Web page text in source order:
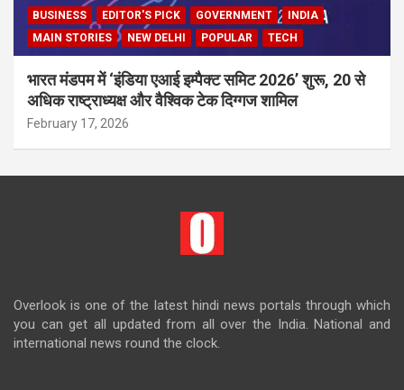
BUSINESS EDITOR'S PICK GOVERNMENT
INDIA
MAIN STORIES
NEW DELHI POPULAR TECH
भारत मंडपम में ‘इंडिया एआई इम्पैक्ट समिट 2026’ शुरू, 20 से
अधिक राष्ट्राध्यक्ष और वैश्विक टेक दिग्गज शामिल
February 17, 2026
Overlook is one of the latest hindi news portals through which
you can get all updated from all over the India. National and
international news round the clock.